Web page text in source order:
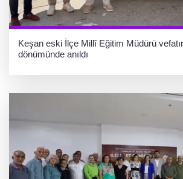
Keşan eski İlçe Millî Eğitim Müdürü
dönümünde anıldı